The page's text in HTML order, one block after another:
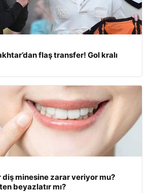
flaş transfer! Gol kralı
diş minesine zarar veriyor mu?
beyazlatır mı?